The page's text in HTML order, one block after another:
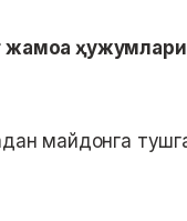
ҳужумлари
майдонга